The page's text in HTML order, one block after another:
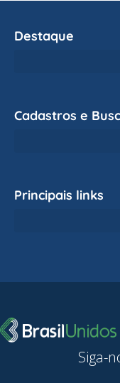
Destaque
Cadastros e
Principais links
Siga-